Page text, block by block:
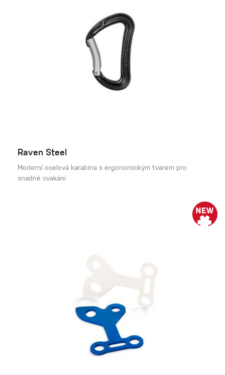
Raven Steel
Moderní ocelová karabina s ergonomickým tvarem pro
snadné cvakání